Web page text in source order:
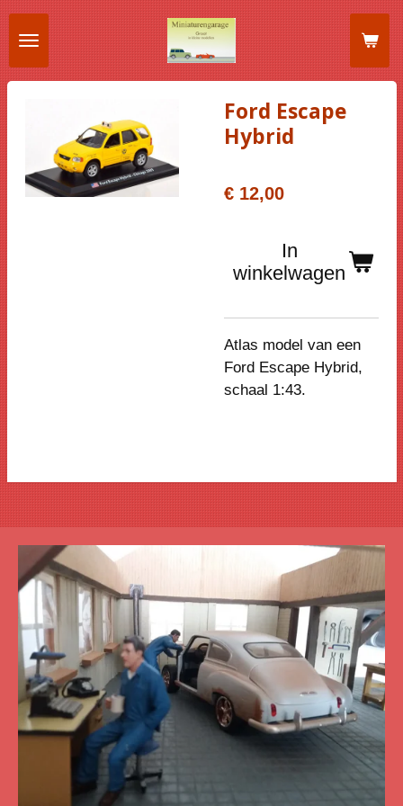
Ga
direct
naar
de
Ford Escape
Hybrid
€ 12,00
In
winkelwagen
Atlas model van een
Ford Escape Hybrid,
schaal 1:43.